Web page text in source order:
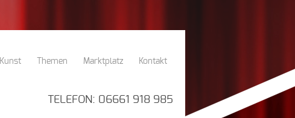
Kunst Themen Marktplatz Kontakt
TELEFON: 06661 918 985